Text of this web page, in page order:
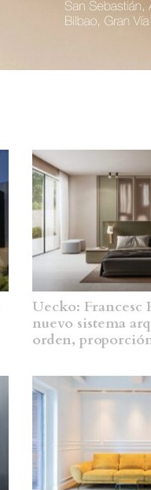
Uecko:
nuevo sistema
orden,